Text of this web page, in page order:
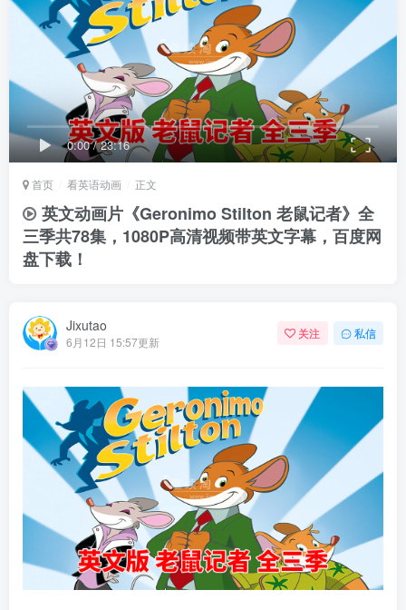
0:00/23:16
首页 看英语动画 正文
英文动画片《Geronimo Stilton 老鼠记者》全
三季共78集，1080P高清视频带英文字幕，百度网
盘下载！
Jixutao
6月12日 15:57更新
关注 私信